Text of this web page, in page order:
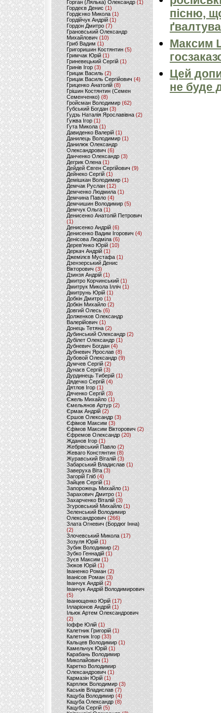
Горган (Лялька) Олександр(1)
Гордеєв Денис (1)
Гордієнко Микола (1)
Гордійчук Андрій (1)
Гордон Дмитро (7)
Грановський Олександр
Михайлович (10)
Гриб Вадим (1)
Григоришин Костянтин (5)
Гримчак Юрій(1)
Гриневецький Сергій(1)
Гринів Ігор (3)
Грицак Василь (2)
Грицак Василь Сергійович (4)
Гриценко Анатолій (8)
Грішин Костянтин (Семен
Семенченко)(8)
Гройсман Володимир(62)
Губський Богдан (3)
Гудзь Наталія Ярославівна(2)
Гужва Ігор (1)
Гута Микола (1)
Давиденко Валерій (1)
Данилець Володимир(1)
Данилюк Олександр
Олександрович (6)
Данченко Олександр (3)
Дегрик Олена(1)
Дейдей Євген Сергійович(9)
Дейнеко Сергій (1)
Демішкан Володимир(1)
Демчак Руслан (12)
Демченко Людмила (1)
Демчина Павло (4)
Демчишин Володимир (5)
Демчук Ольга(1)
Денисенко Анатолій Петрович
(1)
Денисенко Андрій (6)
Денисенко Вадим Ігорович (4)
Денісова Людміла(6)
Дерев'янко Юрій(10)
Деркач Андрій(1)
Джемілєв Мустафа (1)
Дзензерський Денис
Вікторович (3)
Дзинзя Андрій (1)
Дмитро Корчинський (1)
Дмитрук Микола Ілліч (1)
Дмитрунь Юрій (1)
Добкін Дмитро(1)
Добкін Михайло (2)
Довгий Олесь (6)
Долженков Олександр
Валерійович (1)
Донець Тетяна (2)
Дубинський Олександр(2)
Дубілет Олександр (1)
Дубневич Богдан (4)
Дубневич Ярослав (8)
Дубовой Олександр(9)
Думчев Сергій (2)
Дунаєв Сергій(3)
Дурдинець Тиберій (1)
Дядечко Сергій (4)
Дятлов Ігор (1)
Дяченко Сергій (3)
Єжель Михайло (1)
Ємельянов Артур (2)
Єрмак Андрій (2)
Єршов Олександр (3)
Єфімов Максим (3)
Єфімов Максим Вікторович (2)
Єфремов Олександр (20)
Жданов Ігор (1)
Жебрівський Павло (2)
Жеваго Констянтин (8)
Журавський Віталій (3)
Забарський Владислав (1)
Заверуха Віта (3)
Загорій Гліб (4)
Зайцев Сергій(1)
Запорожець Михайло (1)
Зарахович Дмитро (1)
Захарченко Віталій (3)
Згуровський Михайло (1)
Зеленський Володимир
Олександрович (266)
Злата Огневич (Бордюг Інна)
(2)
Злочевський Микола(17)
Зозуля Юрій (1)
Зубик Володимир (2)
Зубко Геннадій (1)
Зуєв Максим(1)
Зюков Юрій (1)
Іваненко Роман (2)
Іванісов Роман (3)
Іванчук Андрій(2)
Іванчук Андрій Володимирович
(5)
Іванющенко Юрій (17)
Ілларіонов Андрій (1)
Ільюк Артем Олександрович
(2)
Іоффе Юлій (1)
Калетник Григорій(1)
Калетник Ігор (33)
Кальцев Володимир(1)
Камельчук Юрій (1)
Карабань Володимир
Миколайович (1)
Каретко Володимир
Олександрович (1)
Кармазін Юрій(1)
Карплюк Володимир(3)
Каськів Владислав (7)
Кацуба Володимир (4)
Кацуба Олександр (8)
Кацуба Сергій (5)
пісню,
Максим
Цей
не буде